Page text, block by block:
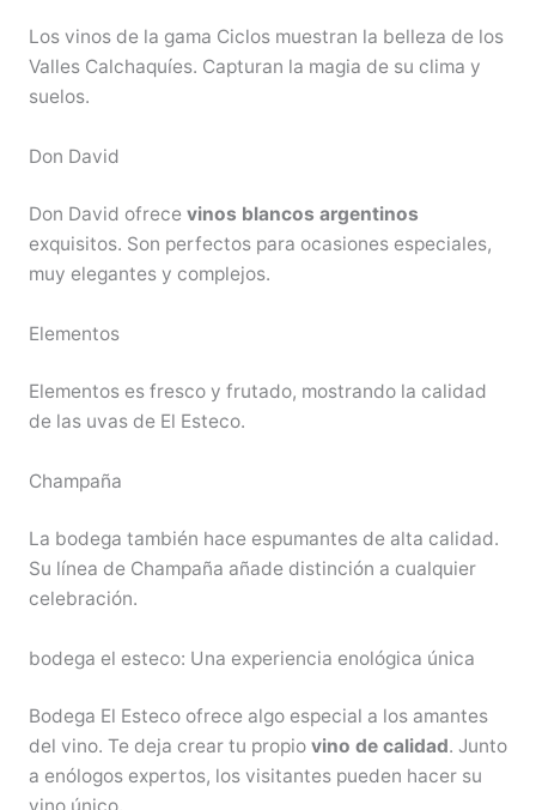
Los vinos de la gama Ciclos muestran la belleza de los
Valles Calchaquíes. Capturan la magia de su clima y
suelos.
Don David
Don David ofrece vinos blancos argentinos
exquisitos. Son perfectos para ocasiones especiales,
muy elegantes y complejos.
Elementos
Elementos es fresco y frutado, mostrando la calidad
de las uvas de El Esteco.
Champaña
La bodega también hace espumantes de alta calidad.
Su línea de Champaña añade distinción a cualquier
celebración.
bodega el esteco: Una experiencia enológica única
Bodega El Esteco ofrece algo especial a los amantes
del vino. Te deja crear tu propio vino de calidad. Junto
a enólogos expertos, los visitantes pueden hacer su